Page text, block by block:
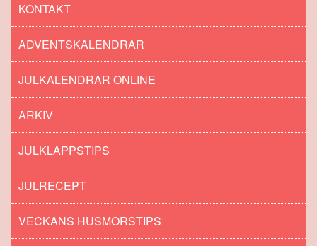
KONTAKT
ADVENTSKALENDRAR
JULKALENDRAR ONLINE
ARKIV
JULKLAPPSTIPS
JULRECEPT
VECKANS HUSMORSTIPS